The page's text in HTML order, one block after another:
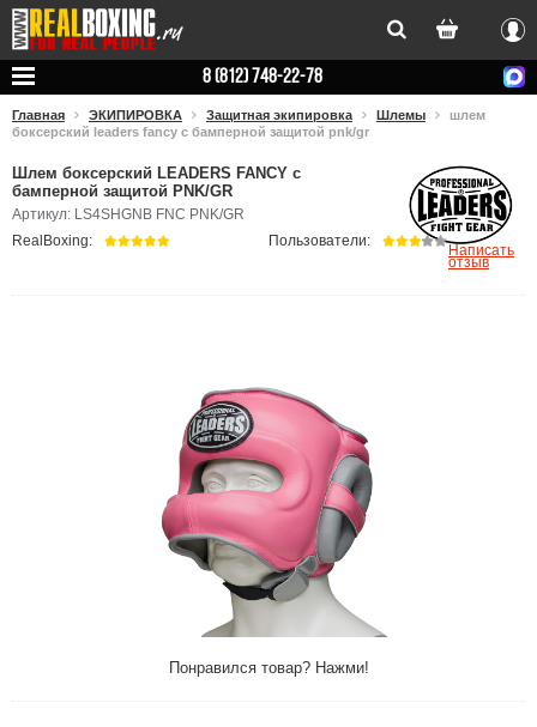
Вход
8 (812) 748-22-78
Главная ЭКИПИРОВКА Защитная экипировка Шлемы
шлем
боксерский leaders fancy с бамперной защитой pnk/gr
Шлем боксерский LEADERS FANCY с
бамперной защитой PNK/GR
Артикул: LS4SHGNB FNC PNK/GR
Понравился товар? Нажми!
RealBoxing: Пользователи:
Написать
отзыв